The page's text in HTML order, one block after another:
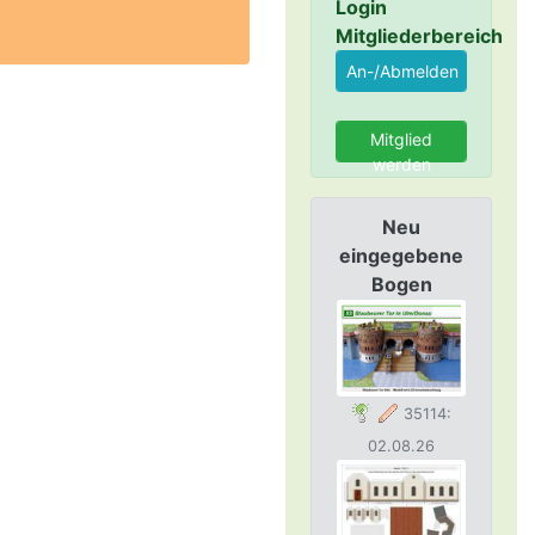
Login
Mitgliederbereich
Mitglied
werden
Neu
eingegebene
Bogen
35114:
02.08.26